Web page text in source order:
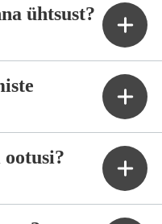
ühtsust?